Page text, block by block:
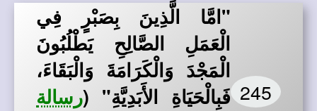
245
"امَّا الَّذِينَ بِصَبْرٍ فِي
الْعَمَلِ الصَّالِحِ يَطْلُبُونَ
الْمَجْدَ وَالْكَرَامَةَ وَالْبَقَاءَ،
فَبِالْحَيَاةِ الأَبَدِيَّةِ" (رسالة